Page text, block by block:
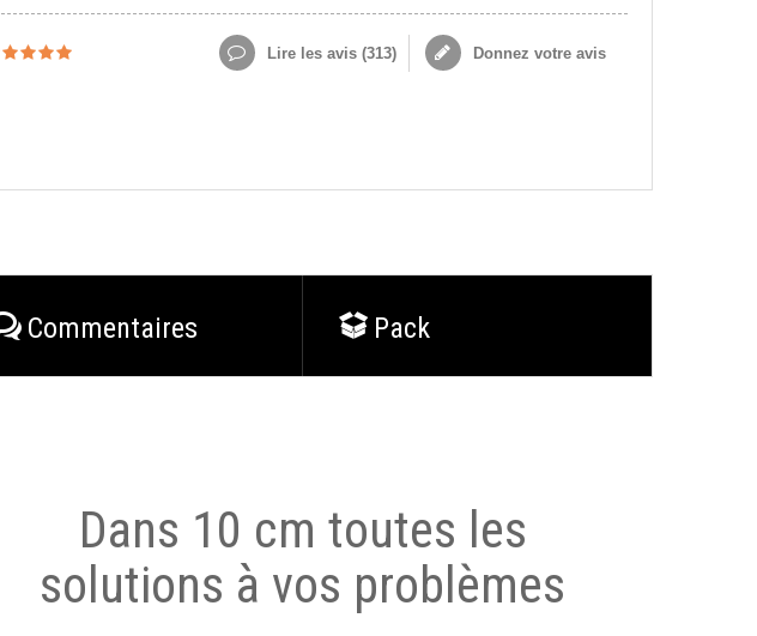
Lire les avis (313) Donnez votre avis
Commentaires Pack
Dans 10 cm toutes les
solutions à vos problèmes